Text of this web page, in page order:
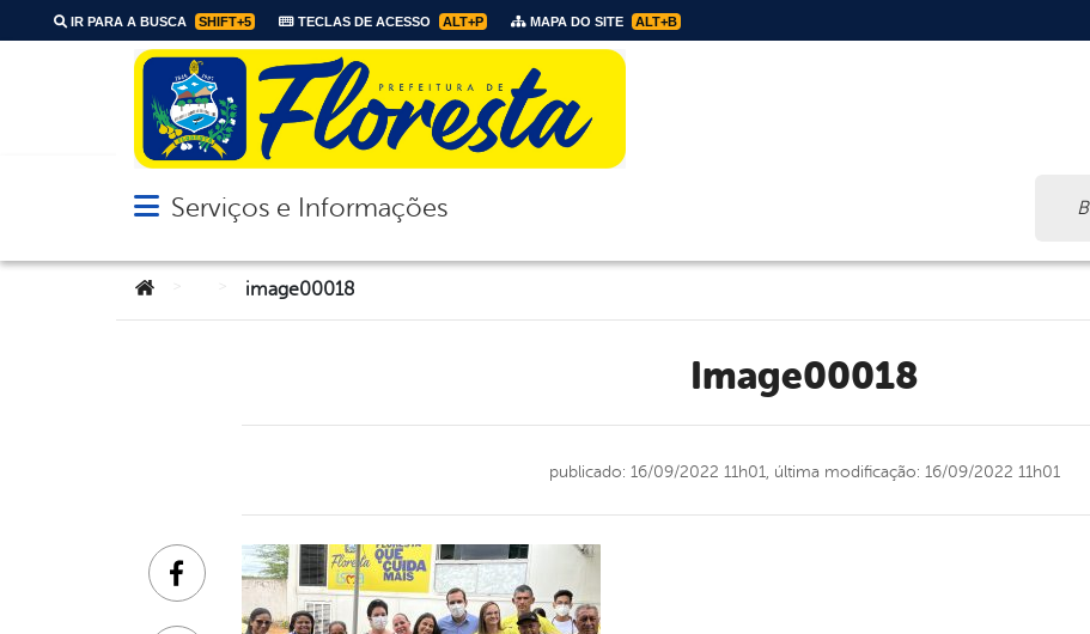
IR PARA A BUSCA SHIFT+5 TECLAS DE ACESSO ALT+P MAPA DO SITE ALT+B
Abrir menu principal de navegação
Serviços e Informações
Você está aqui:image00018
image00018
publicado: 16/09/2022 11h01, última modificação: 16/09/2022 11h01
Facebook